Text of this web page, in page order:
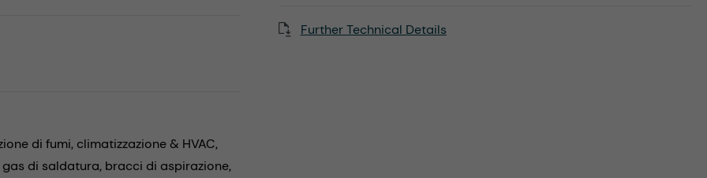
Further Technical Details
di fumi, climatizzazione & HVAC,
di saldatura, bracci di aspirazione,